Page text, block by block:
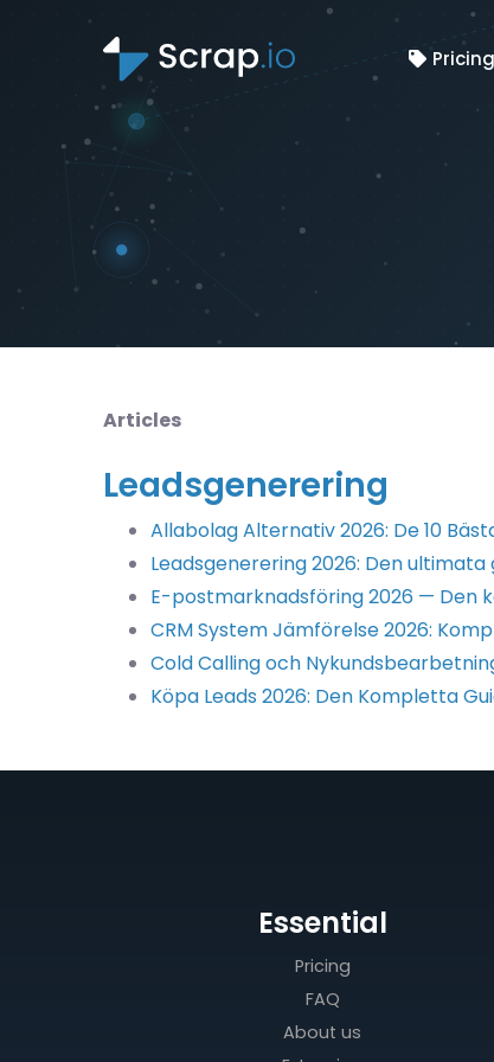
Pricing
Articles
Leadsgenerering
Allabolag Alternativ 2026: De 10
Leadsgenerering 2026: Den
E-postmarknadsföring 2026 — Den
CRM System Jämförelse 2026:
Cold Calling och
Köpa Leads 2026: Den Kompletta
Essential
Pricing
FAQ
About us